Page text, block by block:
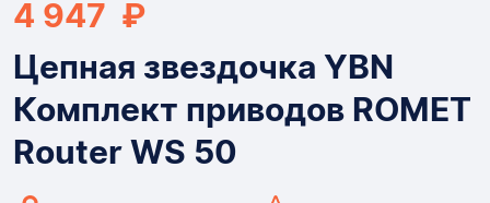
4 947 ₽
Цепная звездочка YBN
Комплект приводов ROMET
Router WS 50